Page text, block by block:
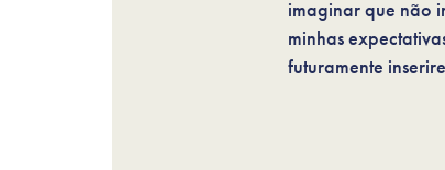
imaginar que não
minhas
futuramente